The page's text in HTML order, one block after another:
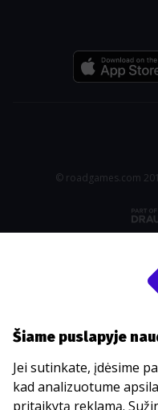
© roadgames.com
Šiame puslapyje
Jei sutinkate, įdėsime
kad analizuotume
pritaikytą reklamą.